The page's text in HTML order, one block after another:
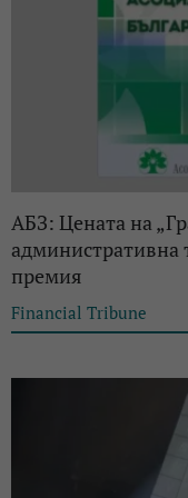
АБЗ: Цената на
административна
премия
Financial Tribune